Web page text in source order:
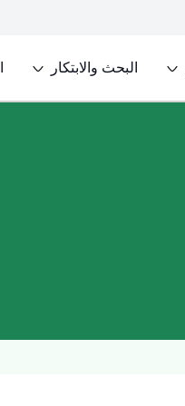
البحث والابتكار